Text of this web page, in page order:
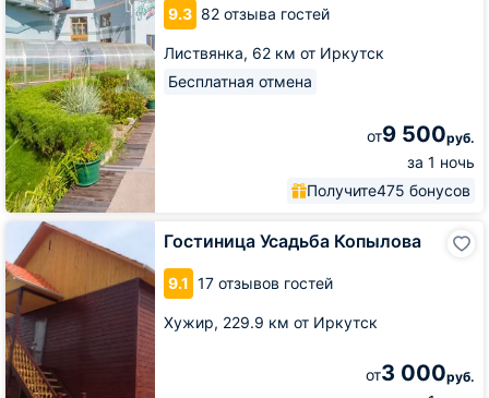
9.3 82 отзыва гостей
Листвянка, 62 км от Иркутск
Бесплатная отмена
от9 500руб.
за 1 ночь
Получите475 бонусов
Гостиница Усадьба Копылова
9.1 17 отзывов гостей
Хужир, 229.9 км от Иркутск
от3 000руб.
Гостиница
Усадьба
Копылова